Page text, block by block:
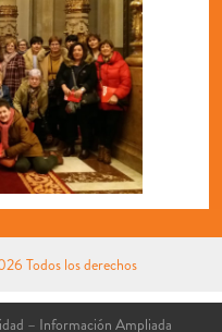
Todos los derechos
– Información Ampliada